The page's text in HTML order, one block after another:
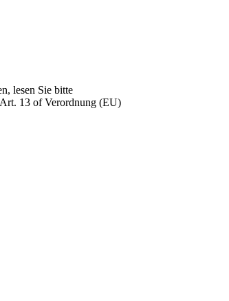
lesen Sie bitte
13 оf Verordnung (EU)